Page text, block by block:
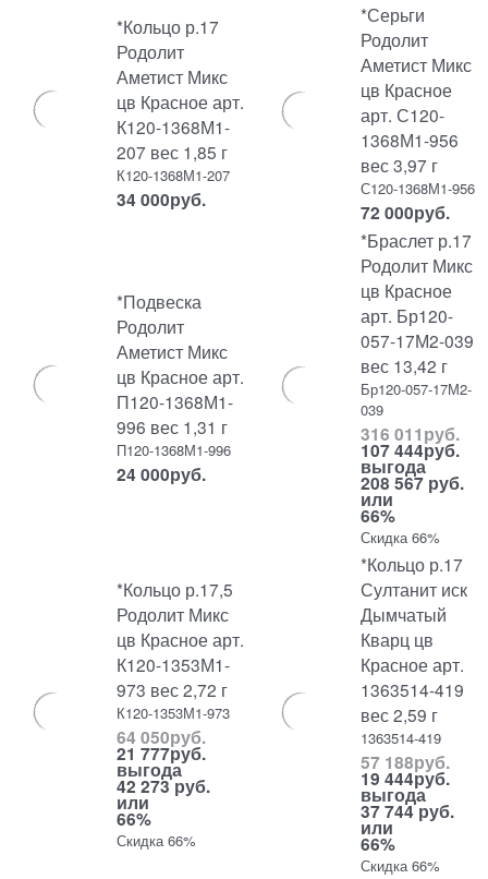
*Кольцо р.17
Родолит
Аметист Микс
цв Красное арт.
К120-1368М1-
207 вес 1,85 г
К120-1368М1-207
34 000руб.
*Серьги
Родолит
Аметист Микс
цв Красное
арт. С120-
1368М1-956
вес 3,97 г
С120-1368М1-956
72 000руб.
*Подвеска
Родолит
Аметист Микс
цв Красное арт.
П120-1368М1-
996 вес 1,31 г
П120-1368М1-996
24 000руб.
*Браслет р.17
Родолит Микс
цв Красное
арт. Бр120-
057-17М2-039
вес 13,42 г
Бр120-057-17М2-
039
316 011руб.
107 444руб.
выгода
208 567 руб.
или
66%
Скидка 66%
*Кольцо р.17,5
Родолит Микс
цв Красное арт.
К120-1353М1-
973 вес 2,72 г
К120-1353М1-973
64 050руб.
21 777руб.
выгода
42 273 руб.
или
66%
Скидка 66%
*Кольцо р.17
Султанит иск
Дымчатый
Кварц цв
Красное арт.
1363514-419
вес 2,59 г
1363514-419
57 188руб.
19 444руб.
выгода
37 744 руб.
или
66%
Скидка 66%